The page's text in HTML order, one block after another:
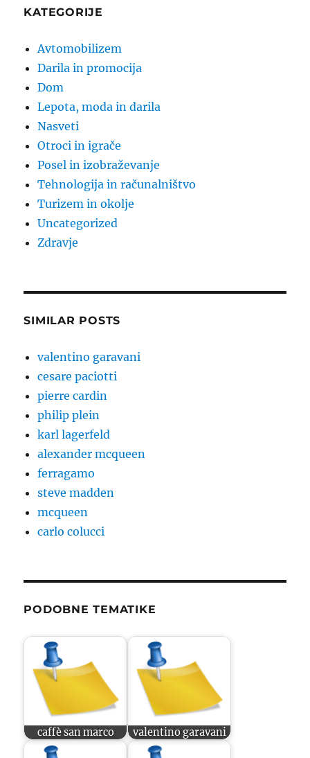
KATEGORIJE
Avtomobilizem
Darila in promocija
Dom
Lepota, moda in darila
Nasveti
Otroci in igrače
Posel in izobraževanje
Tehnologija in računalništvo
Turizem in okolje
Uncategorized
Zdravje
SIMILAR POSTS
valentino garavani
cesare paciotti
pierre cardin
philip plein
karl lagerfeld
alexander mcqueen
ferragamo
steve madden
mcqueen
carlo colucci
PODOBNE TEMATIKE
caffè san marco valentino garavani